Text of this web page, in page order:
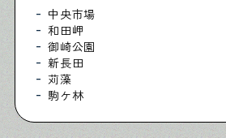
中央市場
和田岬
御崎公園
新長田
苅藻
駒ケ林